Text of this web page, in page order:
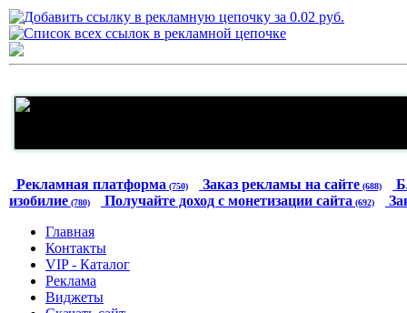
Рекламная платформа (750) Заказ рекламы на сайте (688)
изобилие (780) Получайте доход с монетизации сайта (692)
Главная
Контакты
VIP - Каталог
Реклама
Виджеты